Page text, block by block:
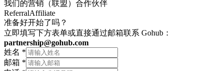
我们的营销（联盟）合作伙伴
ReferralAffiliate
准备好开始了吗？
立即填写下方表单或直接通过邮箱联系 Gohub：
partnership@gohub.com
姓名 *
邮箱 *